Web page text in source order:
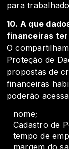
para
10. A que
financeiras
O
Proteção de
propostas de
financeiras
poderão
nome;
Cadastro de
tempo de
margem do